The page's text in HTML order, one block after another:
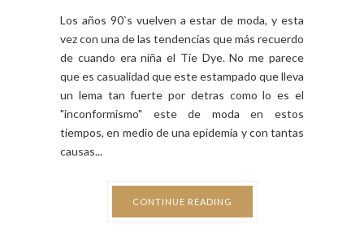
Los años 90`s vuelven a estar de moda, y esta
vez con una de las tendencias que más recuerdo
de cuando era niña el Tie Dye. No me parece
que es casualidad que este estampado que lleva
un lema tan fuerte por detras como lo es el
"inconformismo" este de moda en estos
tiempos, en medio de una epidemia y con tantas
causas...
CONTINUE READING